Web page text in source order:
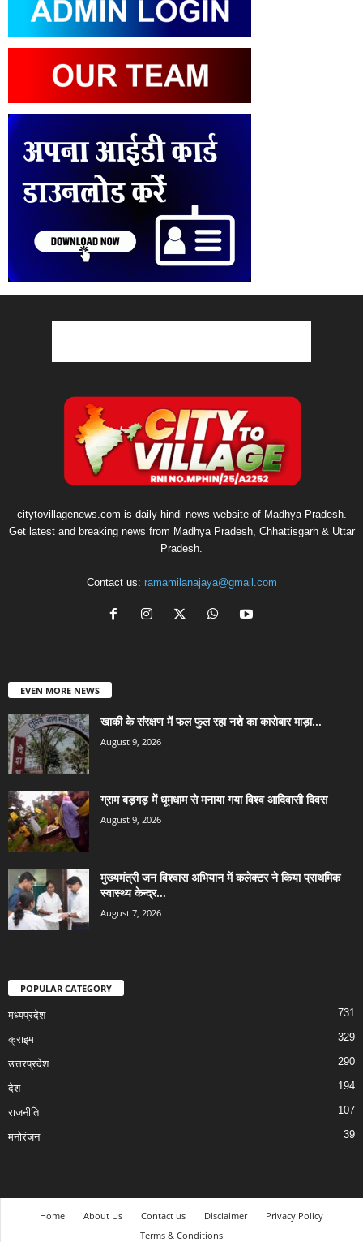
citytovillagenews.com is daily hindi news website of Madhya Pradesh.
Get latest and breaking news from Madhya Pradesh, Chhattisgarh & Uttar
Pradesh.
Contact us: ramamilanajaya@gmail.com
EVEN MORE NEWS
खाकी के संरक्षण में फल फुल रहा नशे का कारोबार माड़ा...
August 9, 2026
ग्राम बड़गड़ में धूमधाम से मनाया गया विश्व आदिवासी दिवस
August 9, 2026
मुख्यमंत्री जन विश्वास अभियान में कलेक्टर ने किया प्राथमिक
स्वास्थ्य केन्द्र...
August 7, 2026
POPULAR CATEGORY
मध्यप्रदेश 731
क्राइम 329
उत्तरप्रदेश 290
देश 194
राजनीति 107
मनोरंजन 39
Home About Us Contact us Disclaimer
Privacy Policy
Terms & Conditions